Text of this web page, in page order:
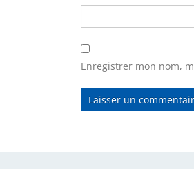
Enregistrer mon nom,